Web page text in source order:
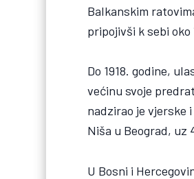
Balkanskim
pripojivši k sebi
Do 1918. godine,
većinu svoje
nadzirao je vjerske
Niša u Beograd, uz
U Bosni i